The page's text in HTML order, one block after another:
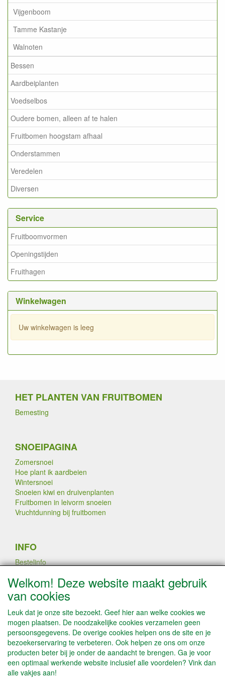
Vijgenboom
Tamme Kastanje
Walnoten
Bessen
Aardbeiplanten
Voedselbos
Oudere bomen, alleen af te halen
Fruitbomen hoogstam afhaal
Onderstammen
Veredelen
Diversen
Service
Fruitboomvormen
Openingstijden
Fruithagen
Winkelwagen
Uw winkelwagen is leeg
HET PLANTEN VAN FRUITBOMEN
Bemesting
SNOEIPAGINA
Zomersnoei
Hoe plant ik aardbeien
Wintersnoei
Snoeien kiwi en druivenplanten
Fruitbomen in leivorm snoeien
Vruchtdunning bij fruitbomen
INFO
Bestelinfo
Betaalmogelijkheden
Contact / Disclaimer
Algemene leveringsvoorwaarden & Privacyverklaring
PLANTEN DOOR AATREE LATEN
VEREDELEN
SOCIALE MEDIA
Welkom! Deze website maakt gebruik
van cookies
Leuk dat je onze site bezoekt. Geef hier aan welke cookies we
mogen plaatsen. De noodzakelijke cookies verzamelen geen
persoonsgegevens. De overige cookies helpen ons de site en je
bezoekerservaring te verbeteren. Ook helpen ze ons om onze
producten beter bij je onder de aandacht te brengen. Ga je voor
een optimaal werkende website inclusief alle voordelen? Vink dan
alle vakjes aan!